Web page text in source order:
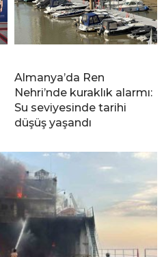
Almanya’da Ren
Nehri’nde kuraklık alarmı:
Su seviyesinde tarihi
düşüş yaşandı